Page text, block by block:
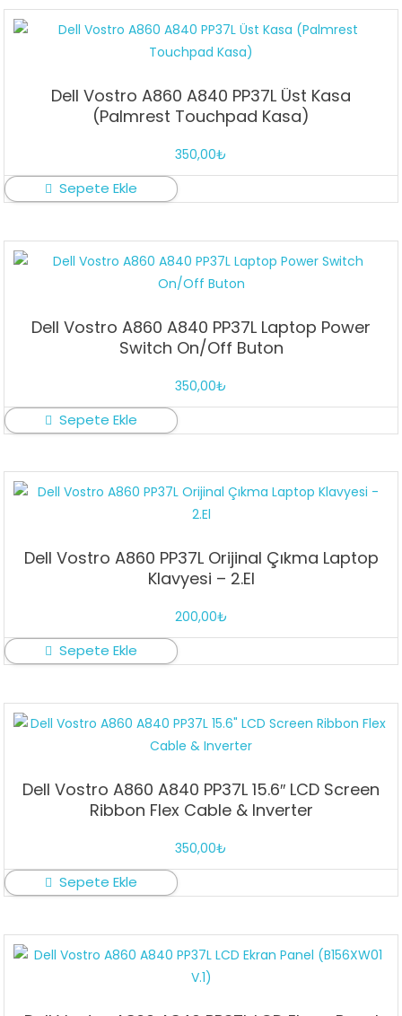
Dell Vostro A860 A840 PP37L Üst Kasa
(Palmrest Touchpad Kasa)
350,00₺
Sepete Ekle
Dell Vostro A860 A840 PP37L Laptop Power
Switch On/Off Buton
350,00₺
Sepete Ekle
Dell Vostro A860 PP37L Orijinal Çıkma Laptop
Klavyesi – 2.El
200,00₺
Sepete Ekle
Dell Vostro A860 A840 PP37L 15.6″ LCD Screen
Ribbon Flex Cable & Inverter
350,00₺
Sepete Ekle